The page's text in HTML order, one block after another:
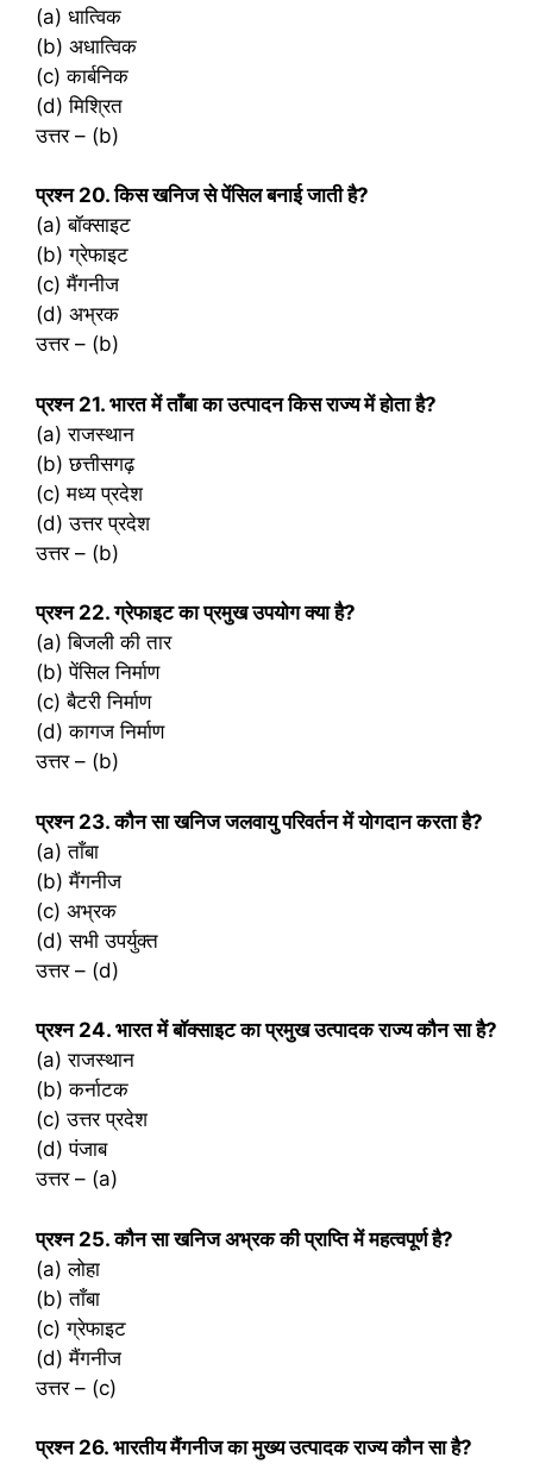
(a) धात्विक
(b) अधात्विक
(c) कार्बनिक
(d) मिश्रित
उत्तर – (b)
प्रश्‍न 20. किस खनिज से पेंसिल बनाई जाती है?
(a) बॉक्साइट
(b) ग्रेफाइट
(c) मैंगनीज
(d) अभ्रक
उत्तर – (b)
प्रश्‍न 21. भारत में ताँबा का उत्पादन किस राज्य में होता है?
(a) राजस्थान
(b) छत्तीसगढ़
(c) मध्य प्रदेश
(d) उत्तर प्रदेश
उत्तर – (b)
प्रश्‍न 22. ग्रेफाइट का प्रमुख उपयोग क्या है?
(a) बिजली की तार
(b) पेंसिल निर्माण
(c) बैटरी निर्माण
(d) कागज निर्माण
उत्तर – (b)
प्रश्‍न 23. कौन सा खनिज जलवायु परिवर्तन में योगदान करता है?
(a) ताँबा
(b) मैंगनीज
(c) अभ्रक
(d) सभी उपर्युक्त
उत्तर – (d)
प्रश्‍न 24. भारत में बॉक्साइट का प्रमुख उत्पादक राज्य कौन सा है?
(a) राजस्थान
(b) कर्नाटक
(c) उत्तर प्रदेश
(d) पंजाब
उत्तर – (a)
प्रश्‍न 25. कौन सा खनिज अभ्रक की प्राप्ति में महत्वपूर्ण है?
(a) लोहा
(b) ताँबा
(c) ग्रेफाइट
(d) मैंगनीज
उत्तर – (c)
प्रश्‍न 26. भारतीय मैंगनीज का मुख्य उत्पादक राज्य कौन सा है?